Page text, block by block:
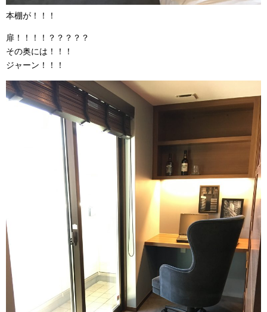
本棚が！！！
扉！！！！？？？？？
その奥には！！！
ジャーン！！！